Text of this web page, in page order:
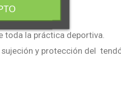
toda la práctica deportiva.
y protección del